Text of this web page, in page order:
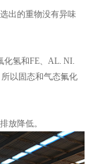
出的重物没有异味
化氢和FE、AL. NI.
以固态和气态氟化
放降低。